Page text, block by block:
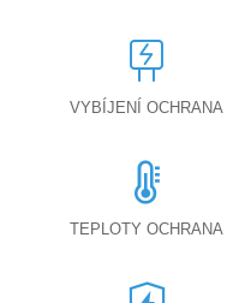
VYBÍJENÍ OCHRANA
TEPLOTY OCHRANA